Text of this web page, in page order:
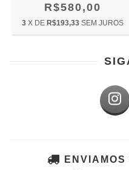
R$580,00
3 X DE R$193,33 SEM JUROS